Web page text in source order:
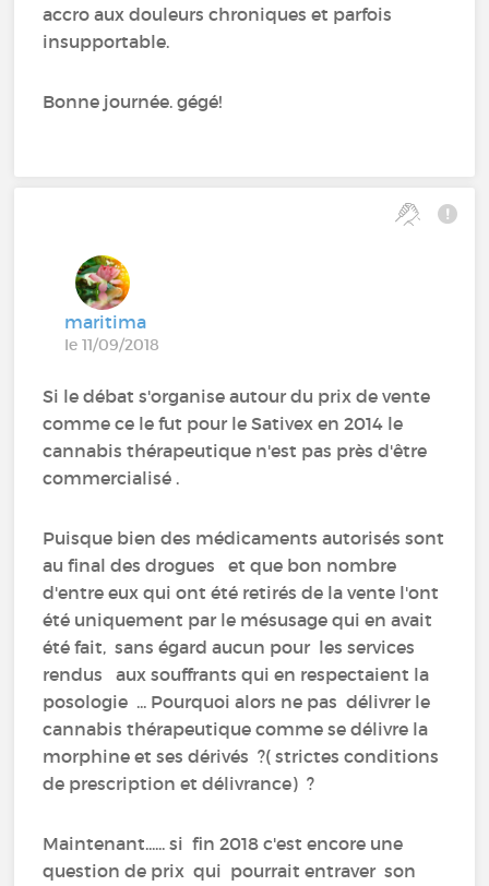
accro aux douleurs chroniques et parfois
insupportable.
Bonne journée. gégé!
maritima
le 11/09/2018
Si le débat s'organise autour du prix de vente
comme ce le fut pour le Sativex en 2014 le
cannabis thérapeutique n'est pas près d'être
commercialisé .
Puisque bien des médicaments autorisés sont
au final des drogues et que bon nombre
d'entre eux qui ont été retirés de la vente l'ont
été uniquement par le mésusage qui en avait
été fait, sans égard aucun pour les services
rendus aux souffrants qui en respectaient la
posologie ... Pourquoi alors ne pas délivrer le
cannabis thérapeutique comme se délivre la
morphine et ses dérivés ?( strictes conditions
de prescription et délivrance) ?
Maintenant...... si fin 2018 c'est encore une
question de prix qui pourrait entraver son